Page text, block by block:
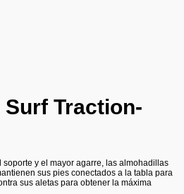
Traction-
y el mayor agarre, las almohadillas
sus pies conectados a la tabla para
sus aletas para obtener la máxima